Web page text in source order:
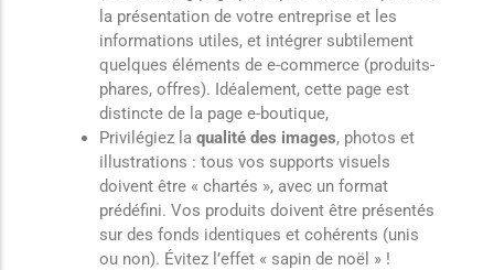
la présentation de votre entreprise et les
informations utiles, et intégrer subtilement
quelques éléments de e-commerce (produits-
phares, offres). Idéalement, cette page est
distincte de la page e-boutique,
Privilégiez la qualité des images, photos et
illustrations : tous vos supports visuels
doivent être « chartés », avec un format
prédéfini. Vos produits doivent être présentés
sur des fonds identiques et cohérents (unis
ou non). Évitez l’effet « sapin de noël » !